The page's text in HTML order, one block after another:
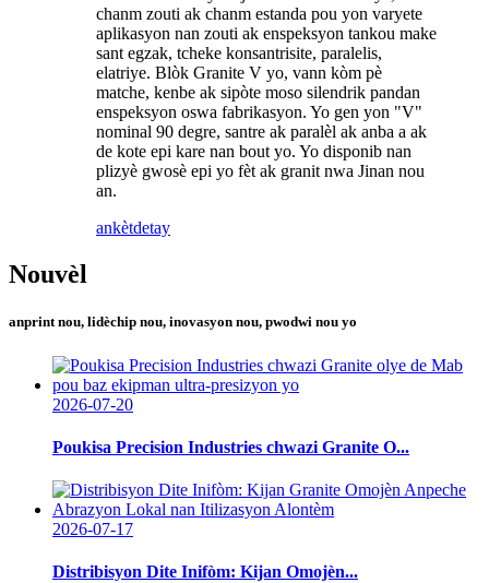
chanm zouti ak chanm estanda pou yon varyete
aplikasyon nan zouti ak enspeksyon tankou make
sant egzak, tcheke konsantrisite, paralelis,
elatriye. Blòk Granite V yo, vann kòm pè
matche, kenbe ak sipòte moso silendrik pandan
enspeksyon oswa fabrikasyon. Yo gen yon "V"
nominal 90 degre, santre ak paralèl ak anba a ak
de kote epi kare nan bout yo. Yo disponib nan
plizyè gwosè epi yo fèt ak granit nwa Jinan nou
an.
ankètdetay
Nouvèl
anprint nou, lidèchip nou, inovasyon nou, pwodwi nou yo
2026-07-20
Poukisa Precision Industries chwazi Granite O...
2026-07-17
Distribisyon Dite Inifòm: Kijan Omojèn...